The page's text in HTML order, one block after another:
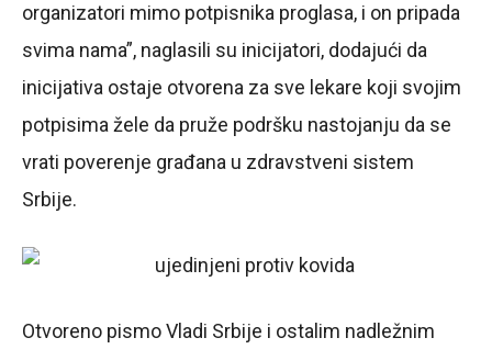
organizatori mimo potpisnika proglasa, i on pripada
svima nama”, naglasili su inicijatori, dodajući da
inicijativa ostaje otvorena za sve lekare koji svojim
potpisima žele da pruže podršku nastojanju da se
vrati poverenje građana u zdravstveni sistem
Srbije.
Otvoreno pismo Vladi Srbije i ostalim nadležnim